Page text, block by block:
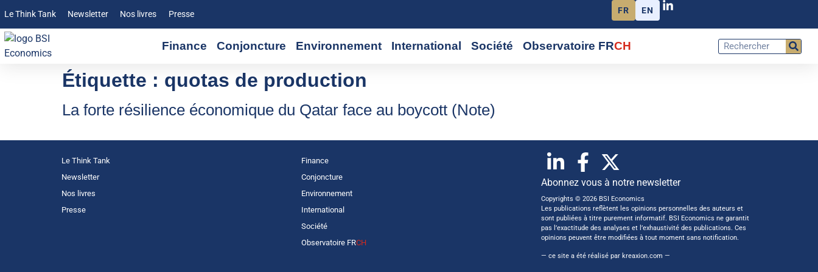
Le Think Tank Newsletter Nos livres Presse FR EN
Finance Conjoncture Environnement International Société Observatoire FRCH
Étiquette : quotas de production
La forte résilience économique du Qatar face au boycott (Note)
Le Think Tank
Newsletter
Nos livres
Presse
Finance
Conjoncture
Environnement
International
Société
Observatoire FRCH
Abonnez vous à notre newsletter
Copyrights © 2026 BSI Economics
Les publications reflètent les opinions personnelles des auteurs et
sont publiées à titre purement informatif. BSI Economics ne garantit
pas l’exactitude des analyses et l’exhaustivité des publications. Ces
opinions peuvent être modifiées à tout moment sans notification.
— ce site a été réalisé par kreaxion.com —